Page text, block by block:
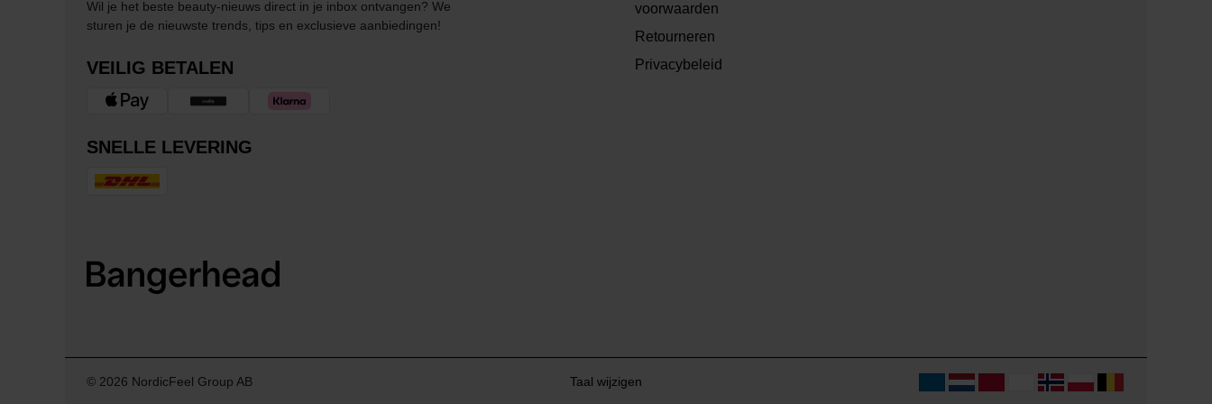
Wil je het beste beauty-nieuws direct in je inbox ontvangen? We
sturen je de nieuwste trends, tips en exclusieve aanbiedingen!
VEILIG BETALEN
SNELLE LEVERING
voorwaarden
Retourneren
Privacybeleid
© 2026 NordicFeel Group AB Taal wijzigen